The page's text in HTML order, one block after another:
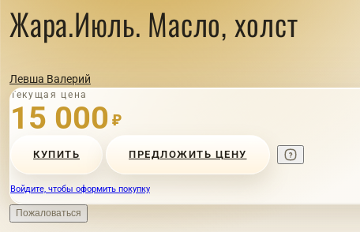
Жара.Июль. Масло, холст
Левша Валерий
Текущая цена
15 000 ₽
КУПИТЬ ПРЕДЛОЖИТЬ ЦЕНУ
Войдите, чтобы оформить покупку
Пожаловаться